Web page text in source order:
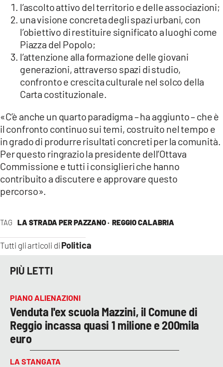
TAG LA STRADA PER PAZZANO · REGGIO CALABRIA
Tutti gli articoli di Politica
l’ascolto attivo del territorio e delle associazioni;
una visione concreta degli spazi urbani, con
l’obiettivo di restituire significato a luoghi come
Piazza del Popolo;
l’attenzione alla formazione delle giovani
generazioni, attraverso spazi di studio,
confronto e crescita culturale nel solco della
Carta costituzionale.
«C’è anche un quarto paradigma – ha aggiunto – che è
il confronto continuo sui temi, costruito nel tempo e
in grado di produrre risultati concreti per la comunità.
Per questo ringrazio la presidente dell’Ottava
Commissione e tutti i consiglieri che hanno
contribuito a discutere e approvare questo
percorso».
PIÙ LETTI
PIANO ALIENAZIONI
Venduta l'ex scuola Mazzini, il Comune di
Reggio incassa quasi 1 milione e 200mila
euro
LA STANGATA